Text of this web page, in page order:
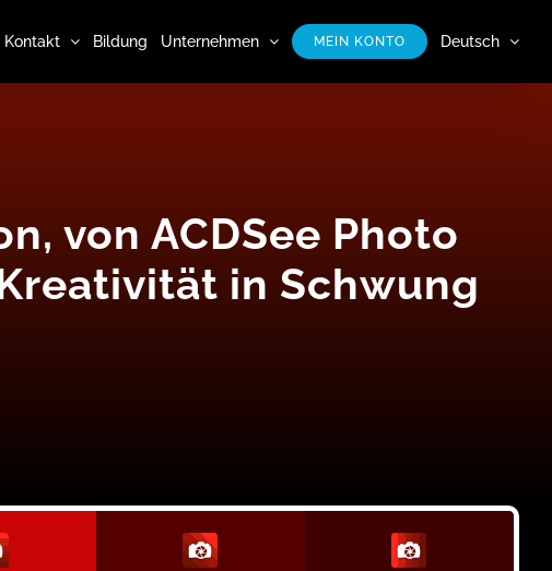
Kontakt Bildung Unternehmen MEIN KONTO Deutsch
von ACDSee Photo
in Schwung